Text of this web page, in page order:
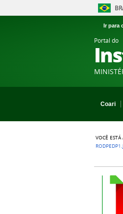
Ir para
Portal do
Coari
VOCÊ ESTÁ